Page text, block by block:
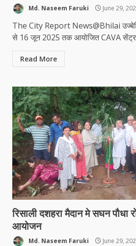
Md. Naseem Faruki June 29,
The City Report News@Bhilai
से 16 जून 2025 तक आयोजित CAVA
Read More
रिसाली दशहरा मैदान मे सघन पौधा
आयोजन
Md. Naseem Faruki June 29,